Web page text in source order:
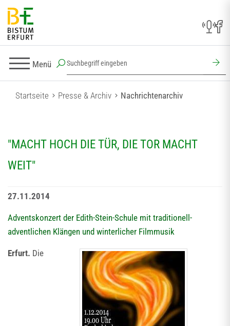
Menü
Startseite Presse & Archiv Nachrichtenarchiv
"MACHT HOCH DIE TÜR, DIE TOR MACHT
WEIT"
27.11.2014
Adventskonzert der Edith-Stein-Schule mit traditionell-
adventlichen Klängen und winterlicher Filmmusik
Erfurt. Die